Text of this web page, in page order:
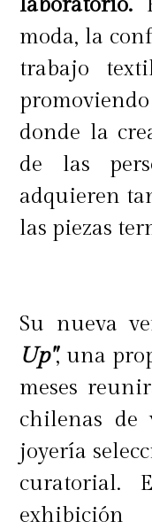
también se
disponibles
en su canal
que hoy
cómo
ciudad.
Visita
retiro el
sin interés.
visita
moda, la
trabajo
donde la
de las
adquieren
las piezas
Su nueva
Up", una
meses
chilenas de
joyería
curatorial.